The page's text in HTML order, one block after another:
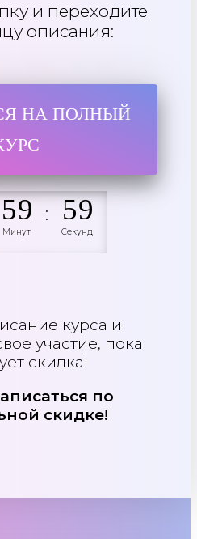
и переходите
описания:
НА ПОЛНЫЙ
59
Минут
: 59
Секунд
курса и
участие, пока
скидка!
по
скидке!